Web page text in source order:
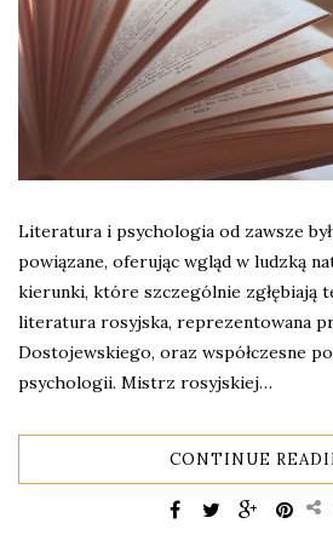
Literatura i psychologia od zawsze
powiązane, oferując wgląd w ludzką
kierunki, które szczególnie zgłębiają
literatura rosyjska, reprezentowana
Dostojewskiego, oraz współczesne
psychologii. Mistrz rosyjskiej…
CONTINUE